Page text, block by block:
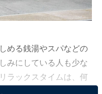
める銭湯やスパなどの
みにしている人も少な
ラックスタイムは、何
しかし、近年では高い